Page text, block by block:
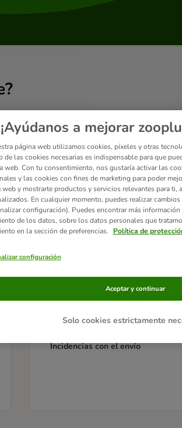
Información sobre los envíos
Seguimiento de un pedido
Incidencias con el envío
¡Ayúdanos a mejorar
página web utilizamos cookies, píxeles y otras
de las cookies necesarias es indispensable para que
web. Con tu consentimiento, nos gustaría activar las
y las cookies con fines de marketing para poder
web y mostrarte productos y servicios relevantes para ti,
En cualquier momento, puedes realizar
configuración). Puedes encontrar más
de los datos, sobre los datos personales que
en la sección de preferencias.
Política de
configuración
Solo cookies estrictamente
Aceptar y continuar